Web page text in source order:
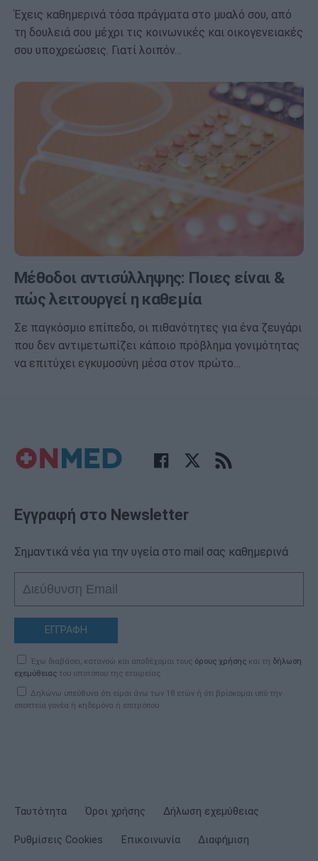
Έχεις καθημερινά τόσα πράγματα στο μυαλό σου, από
τη δουλειά σου μέχρι τις κοινωνικές και οικογενειακές
σου υποχρεώσεις. Γιατί λοιπόν…
Μέθοδοι αντισύλληψης: Ποιες είναι &
πώς λειτουργεί η καθεμία
Σε παγκόσμιο επίπεδο, οι πιθανότητες για ένα ζευγάρι
που δεν αντιμετωπίζει κάποιο πρόβλημα γονιμότητας
να επιτύχει εγκυμοσύνη μέσα στον πρώτο…
Εγγραφή στο Newsletter
Σημαντικά νέα για την υγεία στο mail σας καθημερινά
ΕΓΓΡΑΦΗ
Έχω διαβάσει, κατανοώ και αποδέχομαι τους όρους χρήσης και τη δήλωση
εχεμύθειας του ιστοτόπου της εταιρείας
Δηλώνω υπεύθυνα ότι είμαι άνω των 18 ετών ή ότι βρίσκομαι υπό την
εποπτεία γονέα ή κηδεμόνα ή επιτρόπου
Ταυτότητα Όροι χρήσης Δήλωση εχεμύθειας
Ρυθμίσεις Cookies Επικοινωνία Διαφήμιση